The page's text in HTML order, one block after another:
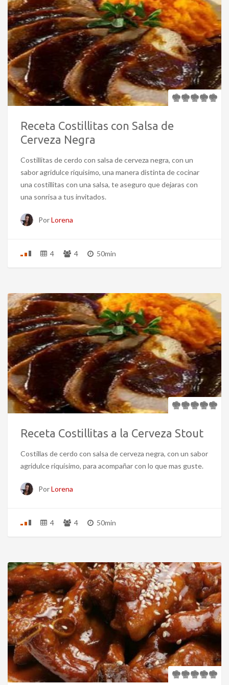
Receta Costillitas con Salsa de
Cerveza Negra
Costillitas de cerdo con salsa de cerveza negra, con un
sabor agridulce riquisimo, una manera distinta de cocinar
una costillitas con una salsa, te aseguro que dejaras con
una sonrisa a tus invitados.
PorLorena
4 4 50min
Receta Costillitas a la Cerveza Stout
Costillas de cerdo con salsa de cerveza negra, con un sabor
agridulce riquísimo, para acompañar con lo que mas guste.
PorLorena
4 4 50min